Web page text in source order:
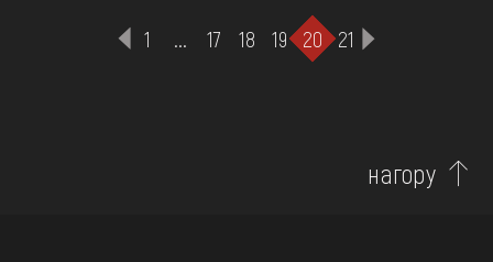
1 ... 17 18 19 20 21
нагору